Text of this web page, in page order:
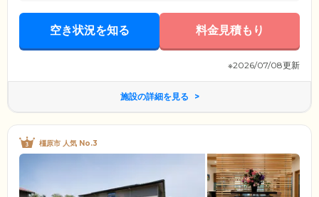
空き状況を知る 料金見積もり
※2026/07/08更新
施設の詳細を見る
橿原市 人気 No.3